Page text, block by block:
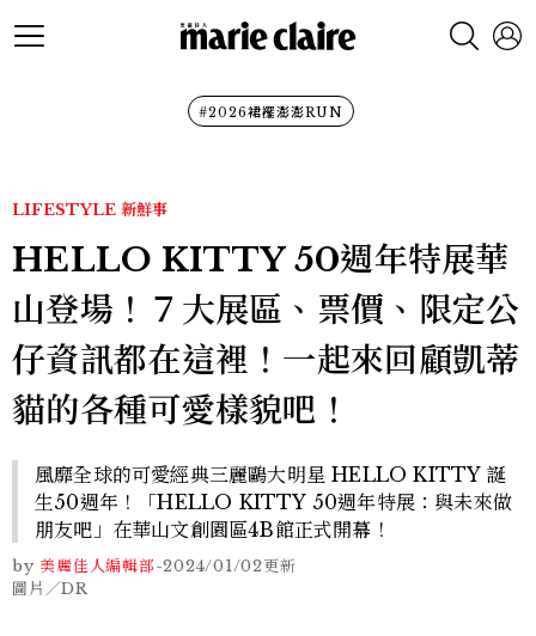
#2026裙襬澎澎RUN
LIFESTYLE 新鮮事
HELLO KITTY 50週年特展華
山登場！７大展區、票價、限定公
仔資訊都在這裡！一起來回顧凱蒂
貓的各種可愛樣貌吧！
風靡全球的可愛經典三麗鷗大明星 HELLO KITTY 誕
生50週年！「HELLO KITTY 50週年特展：與未來做
朋友吧」在華山文創園區4B館正式開幕！
by 美麗佳人編輯部-2024/01/02更新
圖片／DR